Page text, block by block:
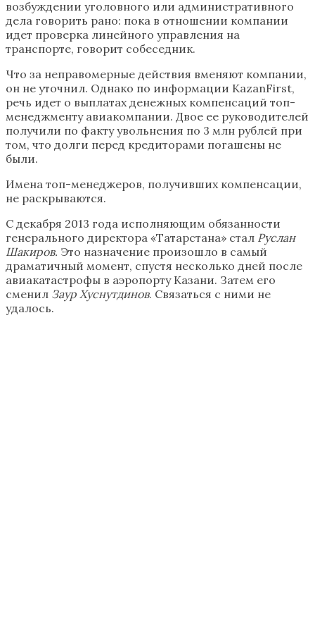
возбуждении уголовного или административного
дела говорить рано: пока в отношении компании
идет проверка линейного управления на
транспорте, говорит собеседник.
Что за неправомерные действия вменяют компании,
он не уточнил. Однако по информации KazanFirst,
речь идет о выплатах денежных компенсаций топ-
менеджменту авиакомпании. Двое ее руководителей
получили по факту увольнения по 3 млн рублей при
том, что долги перед кредиторами погашены не
были.
Имена топ-менеджеров, получивших компенсации,
не раскрываются.
С декабря 2013 года исполняющим обязанности
генерального директора «Татарстана» стал Руслан
Шакиров. Это назначение произошло в самый
драматичный момент, спустя несколько дней после
авиакатастрофы в аэропорту Казани. Затем его
сменил Заур Хуснутдинов. Связаться с ними не
удалось.